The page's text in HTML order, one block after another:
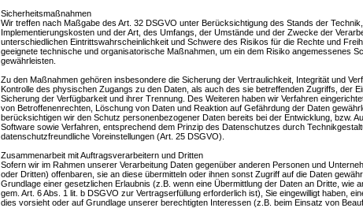
Sicherheitsmaßnahmen
Wir treffen nach Maßgabe des Art. 32 DSGVO unter Berücksichtigung des Stands der
Implementierungskosten und der Art, des Umfangs, der Umstände und der Zwecke der
unterschiedlichen Eintrittswahrscheinlichkeit und Schwere des Risikos für die Rechte und
geeignete technische und organisatorische Maßnahmen, um ein dem Risiko angemessenes
gewährleisten.
Zu den Maßnahmen gehören insbesondere die Sicherung der Vertraulichkeit, Integrität und
Kontrolle des physischen Zugangs zu den Daten, als auch des sie betreffenden Zugriffs, der
Sicherung der Verfügbarkeit und ihrer Trennung. Des Weiteren haben wir Verfahren
von Betroffenenrechten, Löschung von Daten und Reaktion auf Gefährdung der Daten
berücksichtigen wir den Schutz personenbezogener Daten bereits bei der Entwicklung, bzw.
Software sowie Verfahren, entsprechend dem Prinzip des Datenschutzes durch
datenschutzfreundliche Voreinstellungen (Art. 25 DSGVO).
Zusammenarbeit mit Auftragsverarbeitern und Dritten
Sofern wir im Rahmen unserer Verarbeitung Daten gegenüber anderen Personen und
oder Dritten) offenbaren, sie an diese übermitteln oder ihnen sonst Zugriff auf die Daten
Grundlage einer gesetzlichen Erlaubnis (z.B. wenn eine Übermittlung der Daten an Dritte, wie
gem. Art. 6 Abs. 1 lit. b DSGVO zur Vertragserfüllung erforderlich ist), Sie eingewilligt haben,
dies vorsieht oder auf Grundlage unserer berechtigten Interessen (z.B. beim Einsatz von